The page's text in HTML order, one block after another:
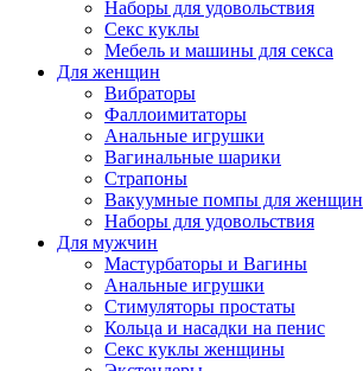
Наборы для удовольствия
Секс куклы
Мебель и машины для секса
Для женщин
Вибраторы
Фаллоимитаторы
Анальные игрушки
Вагинальные шарики
Страпоны
Вакуумные помпы для женщин
Наборы для удовольствия
Для мужчин
Мастурбаторы и Вагины
Анальные игрушки
Стимуляторы простаты
Кольца и насадки на пенис
Секс куклы женщины